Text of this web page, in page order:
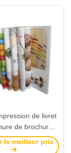
de livret
de brochure
sensible instructif
le meilleur prix